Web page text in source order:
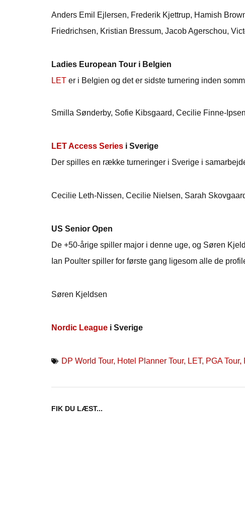
Anders Emil Ejlersen, Frederik Kjettrup, Hamish
Friedrichsen, Kristian Bressum, Jacob Agerschou,
Ladies European Tour i Belgien
LET er i Belgien og det er sidste turnering inden
Smilla Sønderby, Sofie Kibsgaard, Cecilie Finne-
LET Access Series i Sverige
Der spilles en række turneringer i Sverige i
Cecilie Leth-Nissen, Cecilie Nielsen, Sarah
US Senior Open
De +50-årige spiller major i denne uge, og Søren
Ian Poulter spiller for første gang ligesom alle de
Søren Kjeldsen
Nordic League i Sverige
DP World Tour, Hotel Planner Tour, LET, PGA Tour,
FIK DU LÆST...